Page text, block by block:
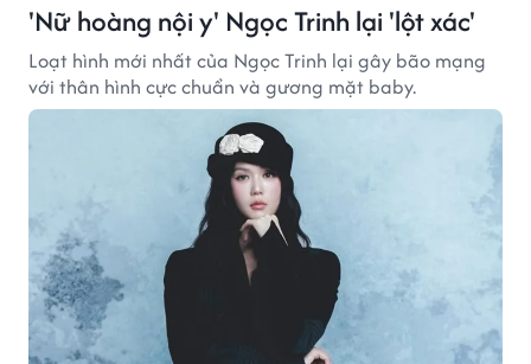
'Nữ hoàng nội y' Ngọc Trinh lại 'lột xác'
Loạt hình mới nhất của Ngọc Trinh lại gây bão mạng
với thân hình cực chuẩn và gương mặt baby.